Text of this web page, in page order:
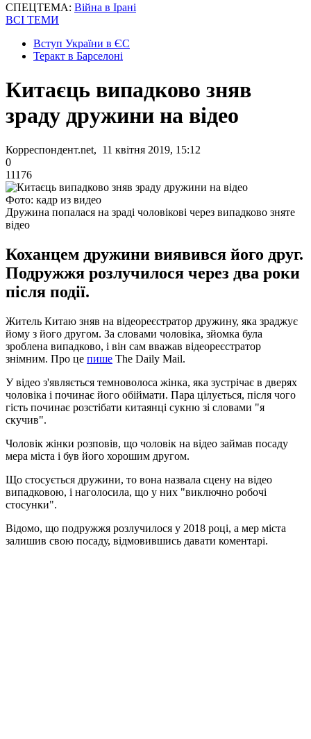
СПЕЦТЕМА: Війна в Ірані
ВСІ ТЕМИ
Вступ України в ЄС
Теракт в Барселоні
Китаєць випадково зняв
зраду дружини на відео
Корреспондент.net, 11 квітня 2019, 15:12
0
11176
Фото: кадр из видео
Дружина попалася на зраді чоловікові через випадково зняте
відео
Коханцем дружини виявився його друг.
Подружжя розлучилося через два роки
після події.
Житель Китаю зняв на відеореєстратор дружину, яка зраджує
йому з його другом. За словами чоловіка, зйомка була
зроблена випадково, і він сам вважав відеореєстратор
знімним. Про це пише The Daily Mail.
У відео з'являється темноволоса жінка, яка зустрічає в дверях
чоловіка і починає його обіймати. Пара цілується, після чого
гість починає розстібати китаянці сукню зі словами "я
скучив".
Чоловік жінки розповів, що чоловік на відео займав посаду
мера міста і був його хорошим другом.
Що стосується дружини, то вона назвала сцену на відео
випадковою, і наголосила, що у них "виключно робочі
стосунки".
Відомо, що подружжя розлучилося у 2018 році, а мер міста
залишив свою посаду, відмовившись давати коментарі.